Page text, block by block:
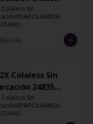
M
Colaless Sin
$6.990
Colaless Sin
24835
L
Colaless Sin